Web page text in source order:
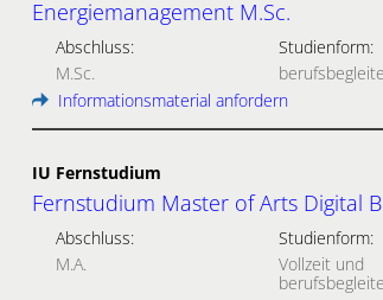
Energiemanagement M.Sc.
Abschluss:
M.Sc.
Studienform:
Informationsmaterial anfordern
IU Fernstudium
Fernstudium Master of Arts Digital
Abschluss:
M.A.
Studienform:
Vollzeit und